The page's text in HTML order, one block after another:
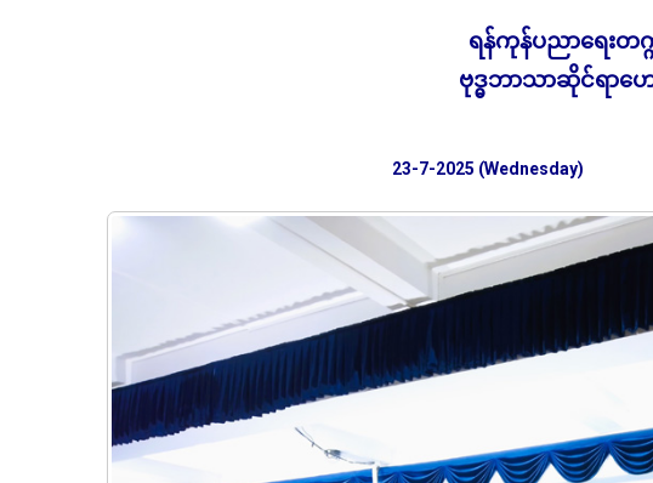
ရန်ကုန်ပညာရေး
ဗုဒ္ဓဘာသာဆိုင်ရာဟေ
23-7-2025 (Wednesday)